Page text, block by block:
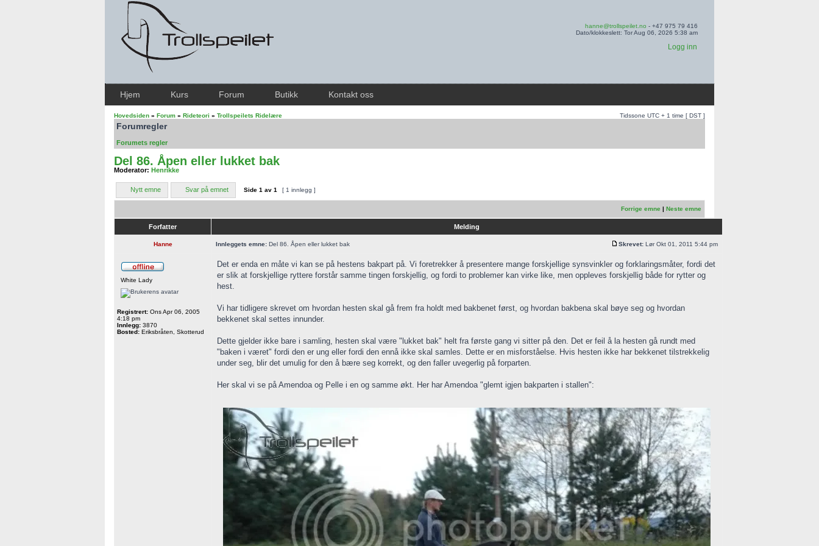
hanne@trollspeilet.no - +47 975 79 416
Dato/klokkeslett: Tor Aug 06, 2026 5:38 am
Logg inn
Hjem Kurs Forum Butikk Kontakt oss
Hovedsiden » Forum » Rideteori » Trollspeilets Ridelære Tidssone UTC + 1 time [ DST ]
Forumregler
Forumets regler
Del 86. Åpen eller lukket bak
Moderator: Henrikke
Nytt emne Svar på emnet Side 1 av 1 [ 1 innlegg ]
Forrige emne | Neste emne
Forfatter Melding
Hanne Innleggets emne: Del 86. Åpen eller lukket bak Skrevet: Lør Okt 01, 2011 5:44 pm
White Lady
Registrert: Ons Apr 06, 2005
4:18 pm
Innlegg: 3870
Bosted: Eriksbråten, Skotterud
Det er enda en måte vi kan se på hestens bakpart på. Vi foretrekker å presentere mange forskjellige synsvinkler og forklaringsmåter, fordi det
er slik at forskjellige ryttere forstår samme tingen forskjellig, og fordi to problemer kan virke like, men oppleves forskjellig både for rytter og
hest.
Vi har tidligere skrevet om hvordan hesten skal gå frem fra holdt med bakbenet først, og hvordan bakbena skal bøye seg og hvordan
bekkenet skal settes innunder.
Dette gjelder ikke bare i samling, hesten skal være "lukket bak" helt fra første gang vi sitter på den. Det er feil å la hesten gå rundt med
"baken i været" fordi den er ung eller fordi den ennå ikke skal samles. Dette er en misforståelse. Hvis hesten ikke har bekkenet tilstrekkelig
under seg, blir det umulig for den å bære seg korrekt, og den faller uvegerlig på forparten.
Her skal vi se på Amendoa og Pelle i en og samme økt. Her har Amendoa "glemt igjen bakparten i stallen":